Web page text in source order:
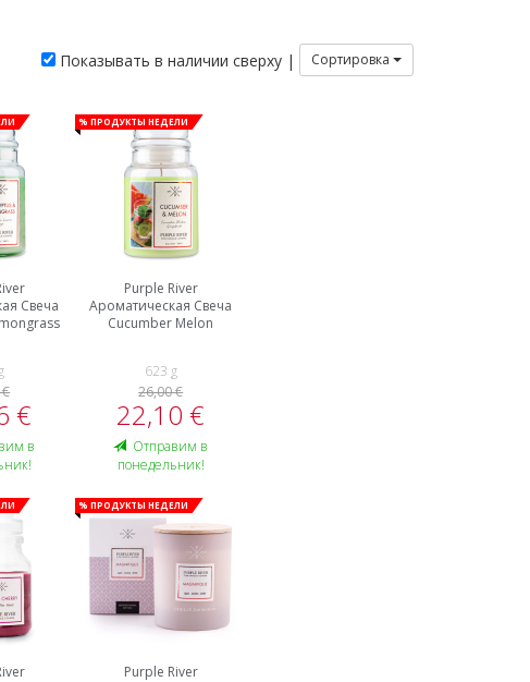
Показывать в наличии сверху | Сортировка
Свеча
€
в
% Продукты недели
Purple River
Ароматическая Свеча
Cucumber Melon
623 g
26,00 €
22,10 €
Oтправим в
понедельник!
% Продукты недели
Purple River